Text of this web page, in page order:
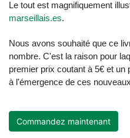
Le tout est magnifiquement
marseillais.es.
Nous avons souhaité que ce
nombre. C'est la raison pour
premier prix coutant à 5€ et un
à l'émergence de ces
Commandez maintenant